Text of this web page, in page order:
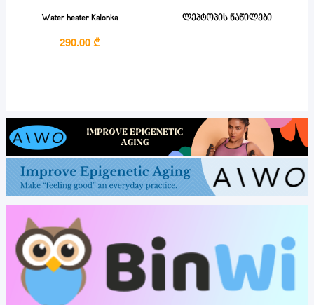
Water heater Kalonka
290.00 ₾
ლეპტოპის ნაწილები